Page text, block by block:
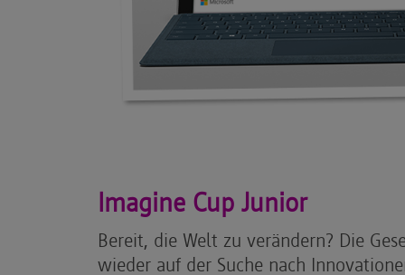
Imagine Cup Junior
Bereit, die Welt zu verändern? Die
wieder auf der Suche nach